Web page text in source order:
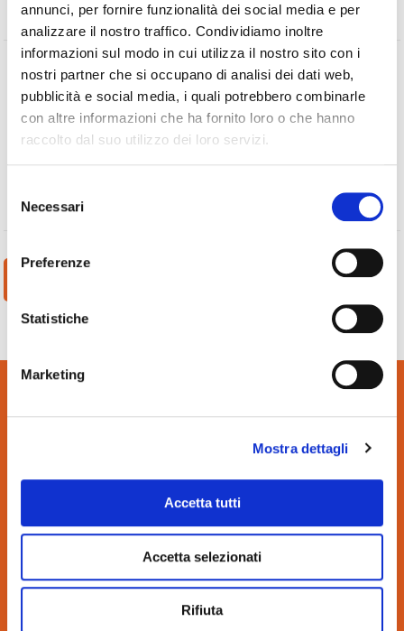
annunci, per fornire funzionalità dei social media e per
analizzare il nostro traffico. Condividiamo inoltre
informazioni sul modo in cui utilizza il nostro sito con i
nostri partner che si occupano di analisi dei dati web,
pubblicità e social media, i quali potrebbero combinarle
con altre informazioni che ha fornito loro o che hanno
raccolto dal suo utilizzo dei loro servizi.
delNecessari
Preferenze
Statistiche
Marketing
Mostra dettagli
Accetta tutti
Accetta selezionati
Rifiuta
Trattamento dei dati personali:
Acconsento al trattamento dei dati a norma del Regolamento
UE 2016/679.
Informativa completa
Via dell’Arcoveggio, 59/2 40129, Bologna, Italia
+39 051.419.9111
Fax: +39 051.419.9122
amministrazione.nimax@gigapec.it